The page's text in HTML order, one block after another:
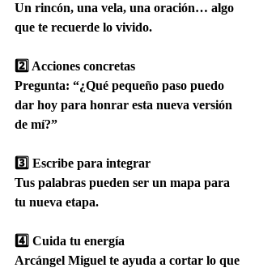
Un rincón, una vela, una oración… algo
que te recuerde lo vivido.
2️⃣ Acciones concretas
Pregunta: “¿Qué pequeño paso puedo
dar hoy para honrar esta nueva versión
de mí?”
3️⃣ Escribe para integrar
Tus palabras pueden ser un mapa para
tu nueva etapa.
4️⃣ Cuida tu energía
Arcángel Miguel te ayuda a cortar lo que